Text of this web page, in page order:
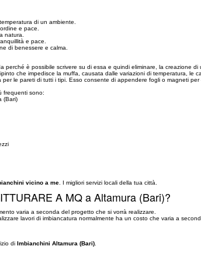
di un ambiente.
e pace.
natura.
e pace.
di benessere e calma.
perché è possibile scrivere su di essa e quindi eliminare, la creazione
che impedisce la muffa, causata dalle variazioni di temperatura, le
per le pareti di tutti i tipi. Esso consente di appendere fogli o magneti per
frequenti sono:
(Bari)
vicino a me . I migliori servizi locali della tua città.
A MQ a Altamura (Bari)?
varia a seconda del progetto che si vorrà realizzare.
lavori di imbiancatura normalmente ha un costo che varia a
di Imbianchini Altamura (Bari)